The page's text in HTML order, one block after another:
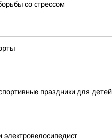
со стрессом
праздники для детей